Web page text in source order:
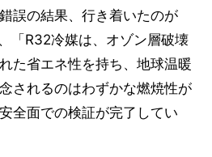
誤の結果、行き着いたのが
「R32冷媒は、オゾン層破壊
た省エネ性を持ち、地球温暖
されるのはわずかな燃焼性が
全面での検証が完了してい